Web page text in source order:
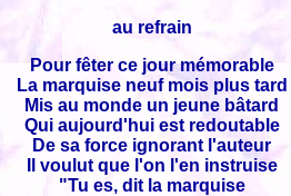
au refrain
Pour fêter ce jour mémorable
La marquise neuf mois plus tard
Mis au monde un jeune bâtard
Qui aujourd'hui est redoutable
De sa force ignorant l'auteur
Il voulut que l'on l'en instruise
"Tu es, dit la marquise